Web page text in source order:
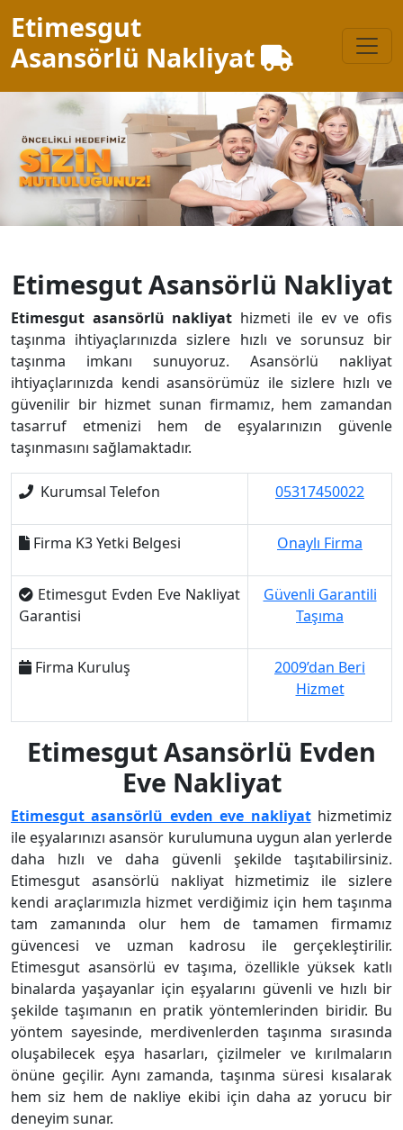
Etimesgut
Asansörlü Nakliyat
Etimesgut Asansörlü Nakliyat
Etimesgut asansörlü nakliyat hizmeti ile ev ve ofis
taşınma ihtiyaçlarınızda sizlere hızlı ve sorunsuz bir
taşınma imkanı sunuyoruz. Asansörlü nakliyat
ihtiyaçlarınızda kendi asansörümüz ile sizlere hızlı ve
güvenilir bir hizmet sunan firmamız, hem zamandan
tasarruf etmenizi hem de eşyalarınızın güvenle
taşınmasını sağlamaktadır.
️ Kurumsal Telefon 05317450022
Firma K3 Yetki Belgesi Onaylı Firma
Etimesgut Evden Eve Nakliyat
Garantisi
Güvenli Garantili
Taşıma
Firma Kuruluş
2009’dan Beri
Hizmet
Etimesgut Asansörlü Evden
Eve Nakliyat
Etimesgut asansörlü evden eve nakliyathizmetimiz
ile eşyalarınızı asansör kurulumuna uygun alan yerlerde
daha hızlı ve daha güvenli şekilde taşıtabilirsiniz.
Etimesgut asansörlü nakliyat hizmetimiz ile sizlere
kendi araçlarımızla hizmet verdiğimiz için hem taşınma
tam zamanında olur hem de tamamen firmamız
güvencesi ve uzman kadrosu ile gerçekleştirilir.
Etimesgut asansörlü ev taşıma, özellikle yüksek katlı
binalarda yaşayanlar için eşyalarını güvenli ve hızlı bir
şekilde taşımanın en pratik yöntemlerinden biridir. Bu
yöntem sayesinde, merdivenlerden taşınma sırasında
oluşabilecek eşya hasarları, çizilmeler ve kırılmaların
önüne geçilir. Aynı zamanda, taşınma süresi kısalarak
hem siz hem de nakliye ekibi için daha az yorucu bir
deneyim sunar.